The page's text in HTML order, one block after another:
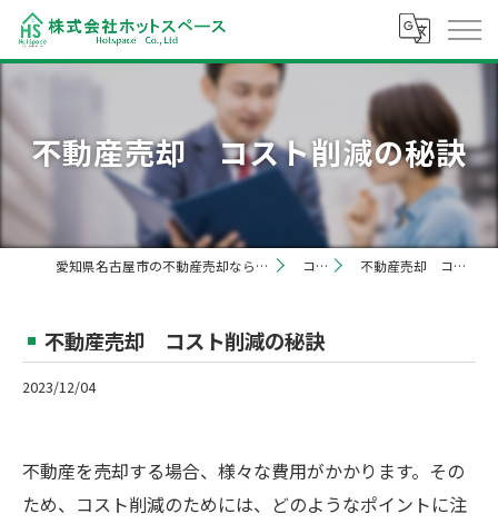
不動産売却 コスト削減の秘訣
愛知県名古屋市の不動産売却なら株式会社ホットスペース コラム 不動産売却 コスト削減の秘訣
不動産売却 コスト削減の秘訣
2023/12/04
不動産を売却する場合、様々な費用がかかります。その
ため、コスト削減のためには、どのようなポイントに注